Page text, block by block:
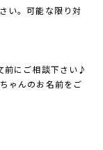
い。可能な限り対
前にご相談下さい♪
ゃんのお名前をご